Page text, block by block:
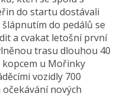
do startu dostávali
šlápnutím do pedálů se
a cvakat letošní první
trasu dlouhou 40
u Mořinky
vozidly 700
nových